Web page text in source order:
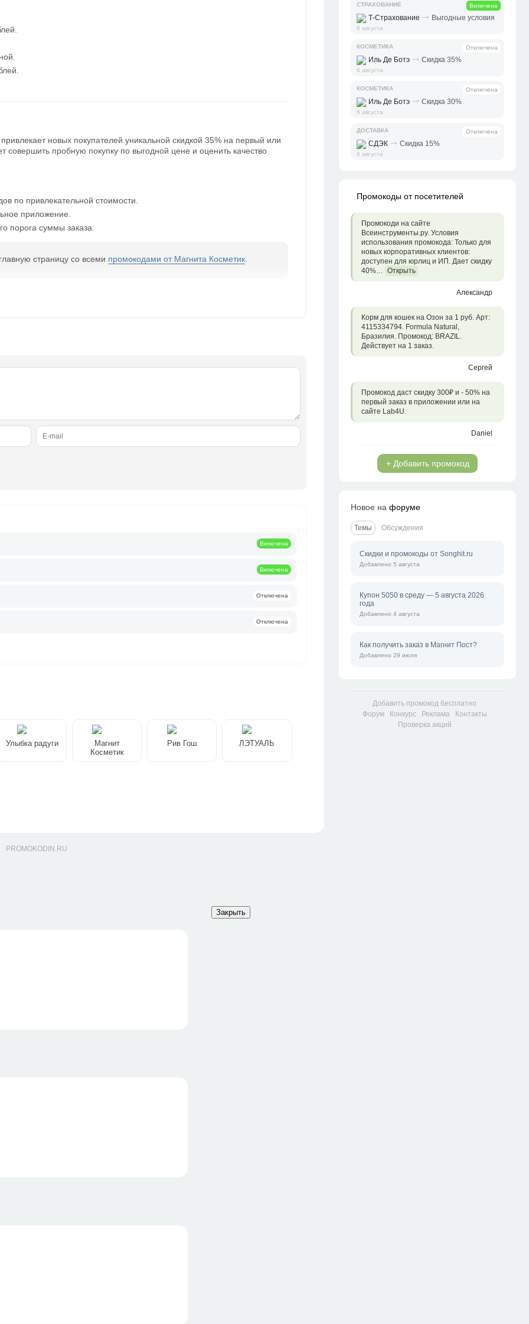
новых покупателей уникальной скидкой 35% на первый или
пробную покупку по выгодной цене и оценить качество
по привлекательной стоимости.
приложение.
порога суммы заказа.
страницу со всеми промокодами от Магнита Косметик
Включена
Включена
Отключена
Отключена
Улыбка радуги
Магнит
Косметик
Рив Гош ЛЭТУАЛЬ
СТРАХОВАНИЕ Включена
Т-Страхование ⤑ Выгодные условия
6 августа
КОСМЕТИКА Отключена
Иль Де Ботэ ⤑ Скидка 35%
6 августа
КОСМЕТИКА Отключена
Иль Де Ботэ ⤑ Скидка 30%
6 августа
ДОСТАВКА Отключена
СДЭК ⤑ Скидка 15%
6 августа
Промокоды от посетителей
Промокоди на сайте
Всеинструменты.ру. Условия
использования промокода: Только для
новых корпоративных клиентов:
доступен для юрлиц и ИП. Дает скидку
40%… Открыть
Александр
Корм для кошек на Озон за 1 руб. Арт:
4115334794. Formula Natural,
Бразилия. Промокод: BRAZIL.
Действует на 1 заказ.
Сергей
Промокод даст скидку 300₽ и - 50% на
первый заказ в приложении или на
сайте Lab4U.
Daniel
+ Добавить промокод
Новое на форуме
Темы Обсуждения
Скидки и промокоды от Songhit.ru
Добавлено 5 августа
Купон 5050 в среду — 5 августа 2026
года
Добавлено 4 августа
Как получить заказ в Магнит Пост?
Добавлено 29 июля
Добавить промокод бесплатно
Форум
Конкурс Реклама
Контакты
Проверка акций
PROMOKODIN.RU
Проверяй акции, делай видео-обзор и зарабатывайт от 1000
рублей за одно видел.
Можешь предложить свои промокоды для публикации.
Закрыть